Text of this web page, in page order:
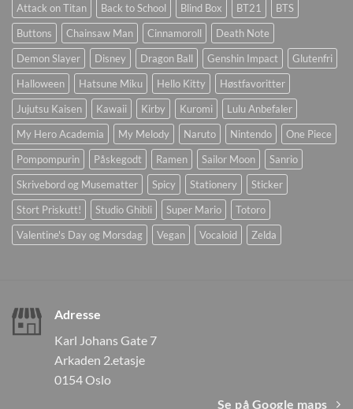
Attack on Titan Back to School Blind Box BT21
BTS
Buttons
Chainsaw Man Cinnamoroll
Death Note
Demon Slayer
Disney Dragon Ball Genshin Impact
Glutenfri
Halloween
Hatsune Miku Hello Kitty
Høstfavoritter
Jujutsu Kaisen
Kawaii Kirby Kuromi
Lulu Anbefaler
My Hero Academia
My Melody Naruto Nintendo
One Piece
Pompompurin
Påskegodt Ramen Sailor Moon
Sanrio
Skrivebord og Musematter
Spicy Stationery
Sticker
Stort Priskutt!
Studio Ghibli Super Mario
Totoro
Valentine's Day og Morsdag
Vegan Vocaloid Zelda
Adresse
Karl Johans Gate 7
Arkaden 2.etasje
0154 Oslo
Se på Google maps